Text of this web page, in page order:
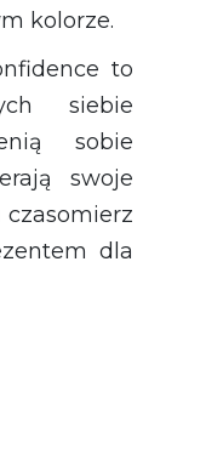
kolorze.
to
siebie
sobie
swoje
czasomierz
dla